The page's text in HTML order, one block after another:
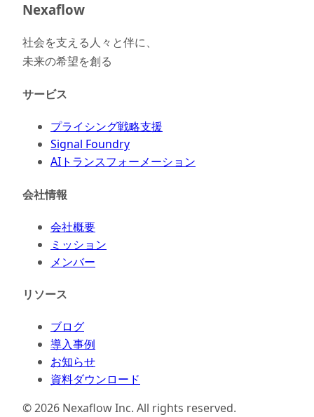
Nexaflow
社会を支える人々と伴に、
未来の希望を創る
サービス
プライシング戦略支援
Signal Foundry
AIトランスフォーメーション
会社情報
会社概要
ミッション
メンバー
リソース
ブログ
導入事例
お知らせ
資料ダウンロード
©2026 Nexaflow Inc. All rights reserved.